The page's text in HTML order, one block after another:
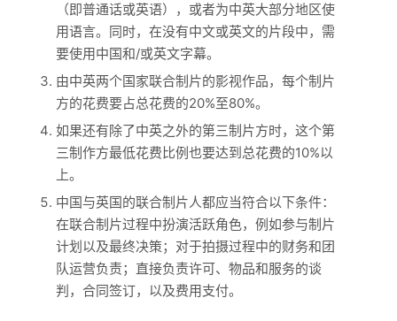
（即普通话或英语），或者为中英大部分地区使
用语言。同时，在没有中文或英文的片段中，需
要使用中国和/或英文字幕。
由中英两个国家联合制片的影视作品，每个制片
方的花费要占总花费的20%至80%。
如果还有除了中英之外的第三制片方时，这个第
三制作方最低花费比例也要达到总花费的10%以
上。
中国与英国的联合制片人都应当符合以下条件：
在联合制片过程中扮演活跃角色，例如参与制片
计划以及最终决策；对于拍摄过程中的财务和团
队运营负责；直接负责许可、物品和服务的谈
判，合同签订，以及费用支付。